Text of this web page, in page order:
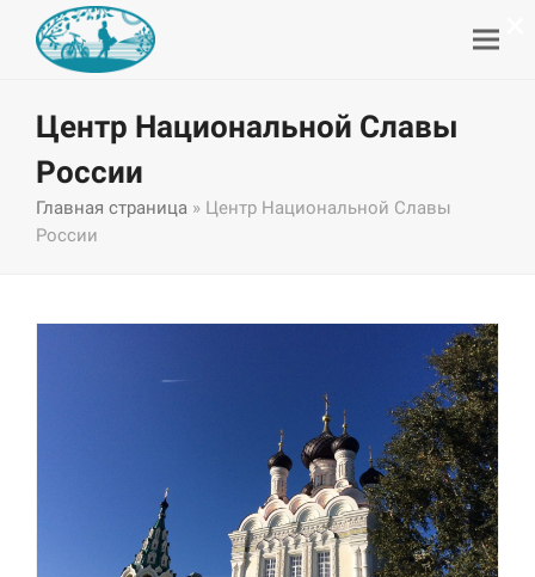
Центр Национальной Славы
России
Главная страница » Центр Национальной Славы
России